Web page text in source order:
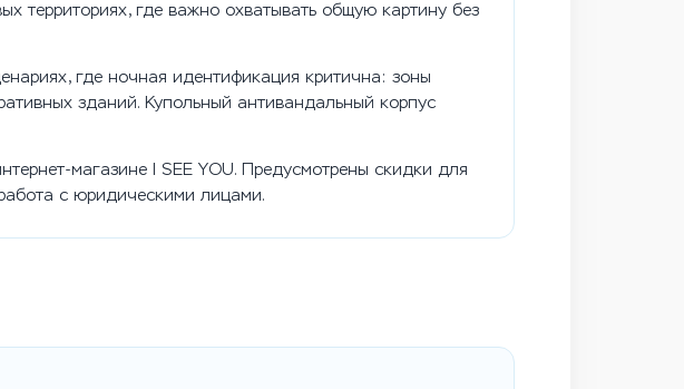
территориях, где важно охватывать общую картину без
где ночная идентификация критична: зоны
зданий. Купольный антивандальный корпус
магазине I SEE YOU. Предусмотрены скидки для
с юридическими лицами.